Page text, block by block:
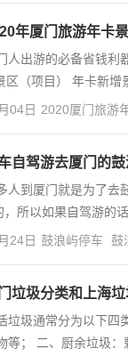
年厦门旅游年卡
人出游的必备省钱利
（项目） 年卡新
04日 2020厦门旅游
自驾游去厦门的鼓
人到厦门就是为了去
所以如果自驾游的
24日 鼓浪屿停车 鼓
垃圾分类和上海
垃圾通常分为以下四
等； 二、厨余垃圾：